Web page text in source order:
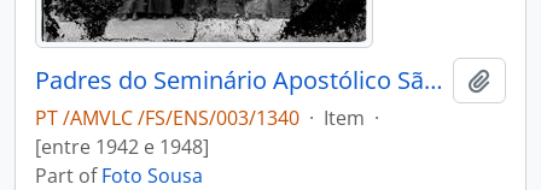
Padres do Seminário Apostólico São João de Brito
PT /AMVLC /FS/ENS/003/1340 · Item ·
[entre 1942 e 1948]
Part ofFoto Sousa